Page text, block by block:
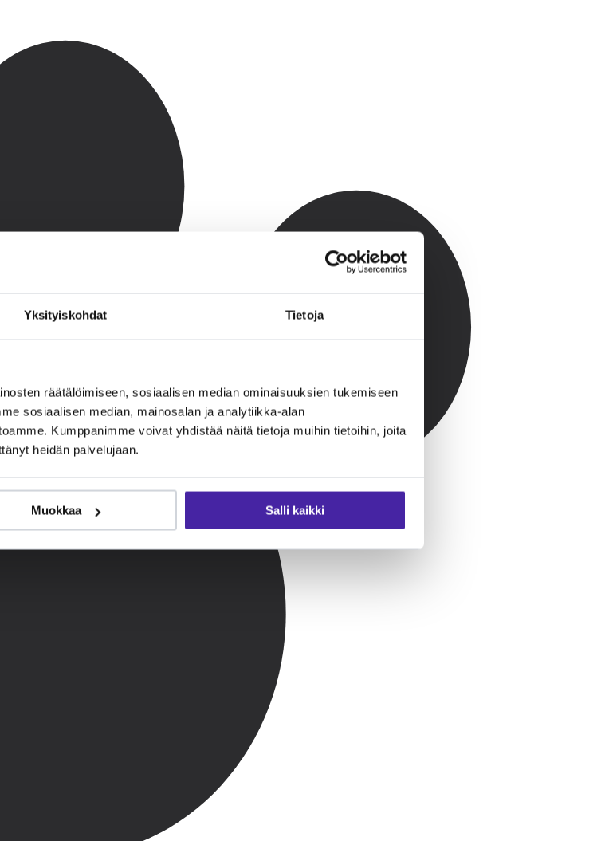
Yksityiskohdat Tietoja
räätälöimiseen, sosiaalisen median ominaisuuksien tukemiseen
sosiaalisen median, mainosalan ja analytiikka-alan
Kumppanimme voivat yhdistää näitä tietoja muihin tietoihin, joita
heidän palvelujaan.
Muokkaa Salli kaikki